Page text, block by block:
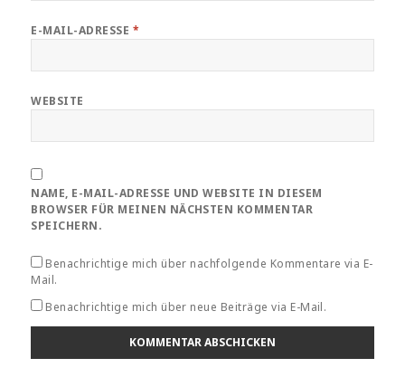
E-MAIL-ADRESSE *
WEBSITE
NAME, E-MAIL-ADRESSE UND WEBSITE IN DIESEM
BROWSER FÜR MEINEN NÄCHSTEN KOMMENTAR
SPEICHERN.
Benachrichtige mich über nachfolgende Kommentare via E-
Mail.
Benachrichtige mich über neue Beiträge via E-Mail.